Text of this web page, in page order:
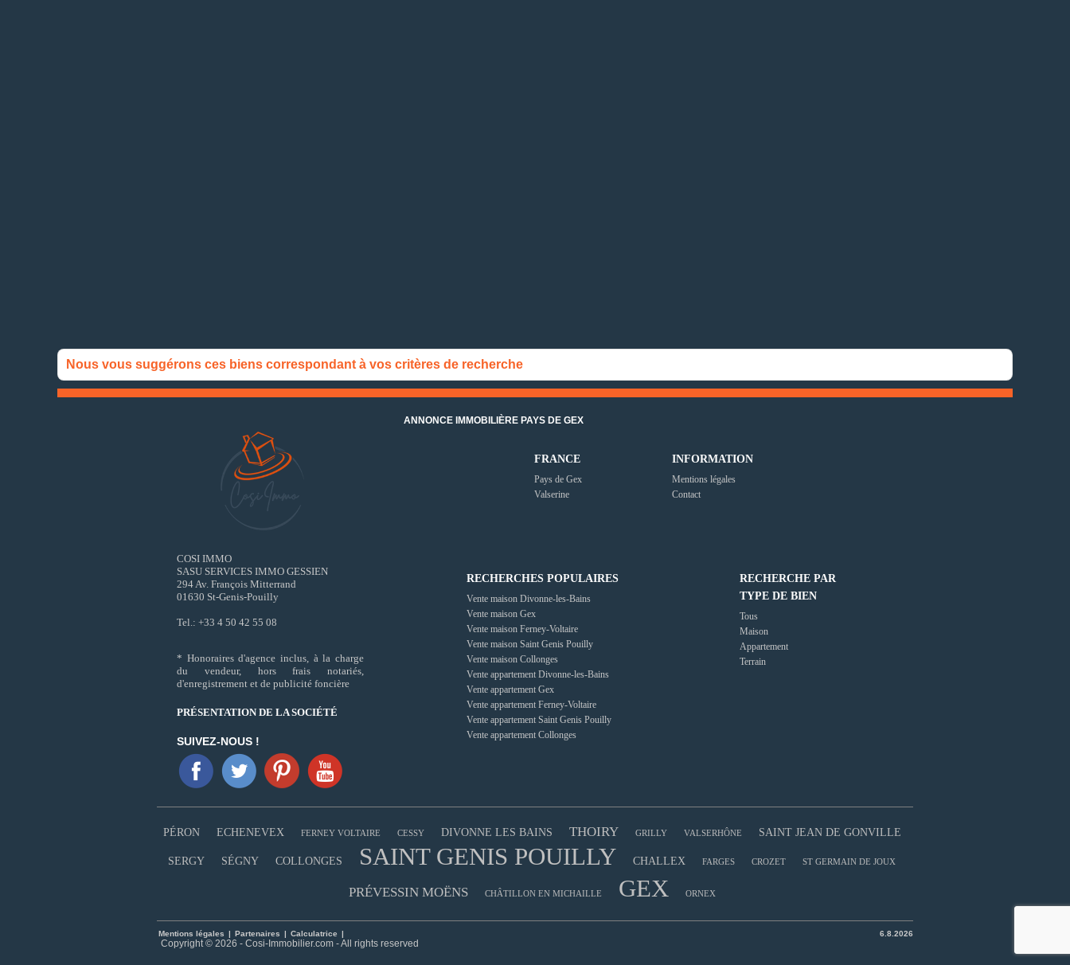
Nous vous suggérons ces biens correspondant à vos critères de recherche
COSI IMMO
SASU SERVICES IMMO GESSIEN
294 Av. François Mitterrand
01630 St-Genis-Pouilly
Tel.: +33 4 50 42 55 08
* Honoraires d'agence inclus, à la charge
du vendeur, hors frais notariés,
d'enregistrement et de publicité foncière
PRÉSENTATION DE LA SOCIÉTÉ
SUIVEZ-NOUS !
ANNONCE IMMOBILIÈRE PAYS DE GEX
FRANCE
Pays de Gex
Valserine
INFORMATION
Mentions légales
Contact
RECHERCHES POPULAIRES
Vente maison Divonne-les-Bains
Vente maison Gex
Vente maison Ferney-Voltaire
Vente maison Saint Genis Pouilly
Vente maison Collonges
Vente appartement Divonne-les-Bains
Vente appartement Gex
Vente appartement Ferney-Voltaire
Vente appartement Saint Genis Pouilly
Vente appartement Collonges
RECHERCHE PAR
TYPE DE BIEN
Tous
Maison
Appartement
Terrain
PÉRON ECHENEVEX FERNEY VOLTAIRE CESSY DIVONNE LES BAINS THOIRY GRILLY VALSERHÔNE SAINT JEAN DE GONVILLE
SERGY SÉGNY COLLONGES SAINT GENIS POUILLY CHALLEX FARGES CROZET ST GERMAIN DE JOUX
PRÉVESSIN MOËNS CHÂTILLON EN MICHAILLE GEX ORNEX
Mentions légales | Partenaires | Calculatrice | 6.8.2026
Copyright © 2026 - Cosi-Immobilier.com - All rights reserved